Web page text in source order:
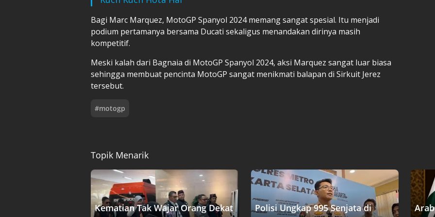
Bagi Marc Marquez, MotoGP Spanyol 2024 memang sangat spesial. Itu menjadi
podium pertamanya bersama Ducati sekaligus menandakan dirinya masih
kompetitif.
Meski kalah dari Bagnaia di MotoGP Spanyol 2024, aksi Marquez sangat luar biasa
sehingga membuat pencinta MotoGP sangat menikmati balapan di Sirkuit Jerez
tersebut.
#motogp
Topik Menarik
Kematian Tak Wajar Orang Dekat
Polisi Ungkap 995 Senjata di